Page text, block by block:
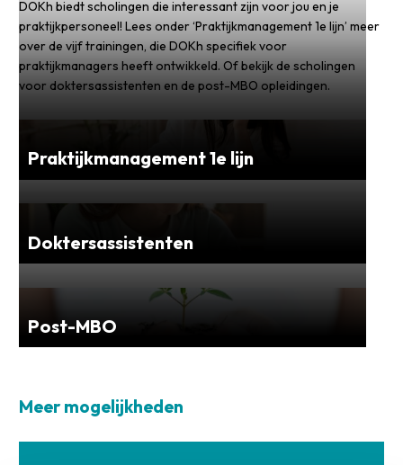
DOKh biedt scholingen die interessant zijn voor jou en je
praktijkpersoneel! Lees onder ‘Praktijkmanagement 1e lijn’ meer
over de vijf trainingen, die DOKh specifiek voor
praktijkmanagers heeft ontwikkeld. Of bekijk de scholingen
voor doktersassistenten en de post-MBO opleidingen.
Praktijkmanagement 1e lijn
Doktersassistenten
Post-MBO
Meer mogelijkheden